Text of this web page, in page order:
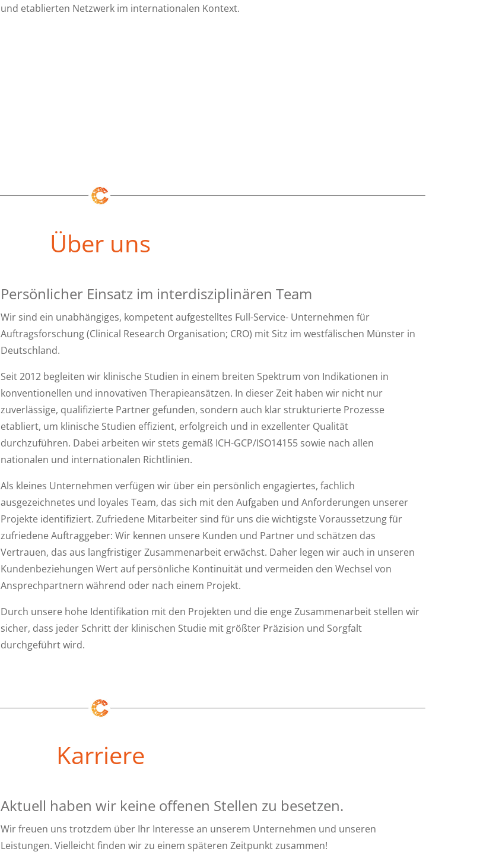
und etablierten Netzwerk im internationalen Kontext.
Über uns
Persönlicher Einsatz im interdisziplinären Team
Wir sind ein unabhängiges, kompetent aufgestelltes Full-Service-Unternehmen für
Auftragsforschung(Clinical Research Organisation; CRO) mit Sitz im westfälischen Münster in
Deutschland.
Seit 2012 begleiten wir klinische Studien in einem breiten Spektrum von Indikationen in
konventionellen und innovativen Therapieansätzen. In dieser Zeit haben wir nicht nur
zuverlässige, qualifizierte Partner gefunden, sondern auch klar strukturierte Prozesse
etabliert, um klinische Studien effizient, erfolgreich und in exzellenter Qualität
durchzuführen. Dabei arbeiten wir stets gemäß ICH-GCP/ISO14155sowienach allen
nationalen und internationalen Richtlinien.
Als kleines Unternehmen verfügen wir über ein persönlich engagiertes, fachlich
ausgezeichnetes und loyales Team, das sich mit den Aufgaben und Anforderungen unserer
Projekte identifiziert. Zufriedene Mitarbeiter sind für uns die wichtigste Voraussetzung für
zufriedene Auftraggeber: Wir kennen unsere Kunden und Partner und schätzen das
Vertrauen, das aus langfristiger Zusammenarbeit erwächst. Daher legen wir auch in unseren
Kundenbeziehungen Wert auf persönliche Kontinuität und vermeiden den Wechsel von
Ansprechpartnern während oder nach einem Projekt.
Durch unsere hohe Identifikation mit den Projekten und die enge Zusammenarbeit stellen wir
sicher, dass jeder Schritt der klinischen Studie mit größter Präzision und Sorgfalt
durchgeführt wird.
Karriere
Aktuell haben wir keine offenen Stellen zu besetzen.
Wir freuen uns trotzdem über Ihr Interesse an unserem Unternehmen und unseren
Leistungen. Vielleicht finden wir zu einem späteren Zeitpunkt zusammen!